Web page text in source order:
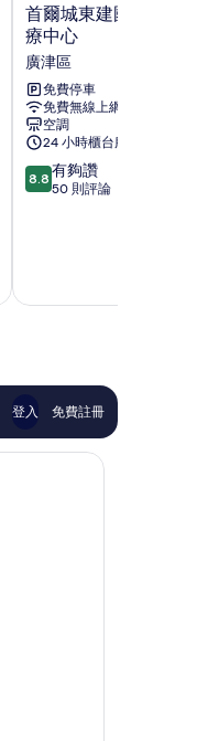
首
爾
城
東
建
國
大
學
安
諾
療
津
區
首爾城東建國大學安
療中心
廣津區
免費停車
免費無線上網
空調
24 小時櫃台服務
8.8
分，
夠
評
論
8.8 有夠讚
50 則評論
登入 免費註冊